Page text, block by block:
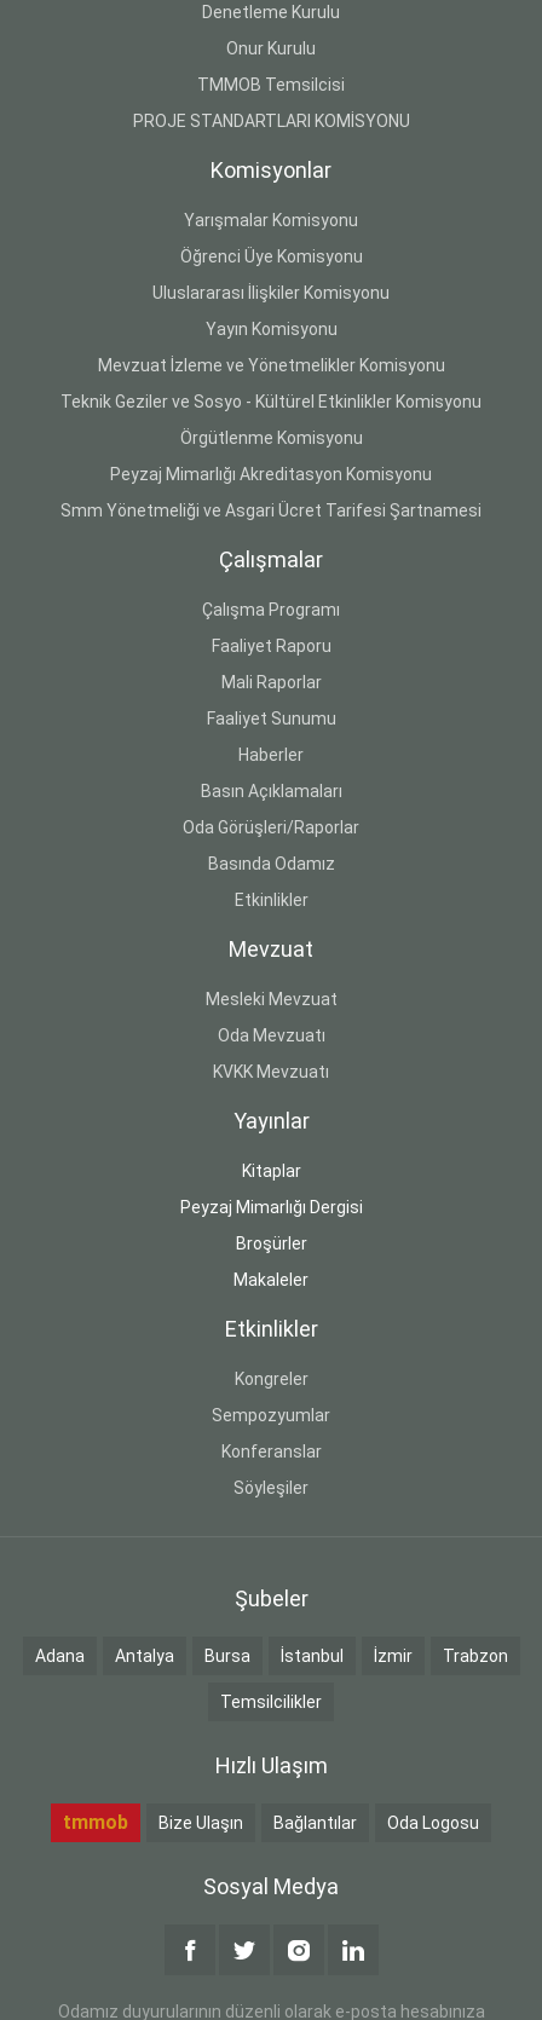
Denetleme Kurulu
Onur Kurulu
TMMOB Temsilcisi
PROJE STANDARTLARI KOMİSYONU
Komisyonlar
Yarışmalar Komisyonu
Öğrenci Üye Komisyonu
Uluslararası İlişkiler Komisyonu
Yayın Komisyonu
Mevzuat İzleme ve Yönetmelikler Komisyonu
Teknik Geziler ve Sosyo - Kültürel Etkinlikler Komisyonu
Örgütlenme Komisyonu
Peyzaj Mimarlığı Akreditasyon Komisyonu
Smm Yönetmeliği ve Asgari Ücret Tarifesi Şartnamesi
Çalışmalar
Çalışma Programı
Faaliyet Raporu
Mali Raporlar
Faaliyet Sunumu
Haberler
Basın Açıklamaları
Oda Görüşleri/Raporlar
Basında Odamız
Etkinlikler
Mevzuat
Mesleki Mevzuat
Oda Mevzuatı
KVKK Mevzuatı
Yayınlar
Kitaplar
Peyzaj Mimarlığı Dergisi
Broşürler
Makaleler
Etkinlikler
Kongreler
Sempozyumlar
Konferanslar
Söyleşiler
Şubeler
Adana Antalya Bursa İstanbul İzmir Trabzon
Temsilcilikler
Hızlı Ulaşım
tmmob Bize Ulaşın Bağlantılar Oda Logosu
Sosyal Medya
Odamız duyurularının düzenli olarak e-posta hesabınıza